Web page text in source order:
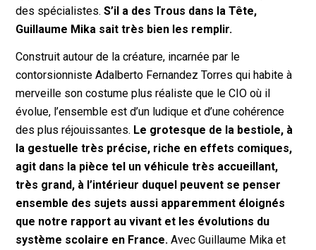
des spécialistes.S’il a des Trous dans la Tête,
Guillaume Mika sait très bien les remplir.
Construit autour de la créature, incarnée par le
contorsionniste Adalberto Fernandez Torres qui habite à
merveille son costume plus réaliste que le CIO où il
évolue, l’ensemble est d’un ludique et d’une cohérence
des plus réjouissantes. Le grotesque de la bestiole, à
la gestuelle très précise, riche en effets comiques,
agit dans la pièce tel un véhicule très accueillant,
très grand, à l’intérieur duquel peuvent se penser
ensemble des sujets aussi apparemment éloignés
que notre rapport au vivant et les évolutions du
système scolaire en France. Avec Guillaume Mika et